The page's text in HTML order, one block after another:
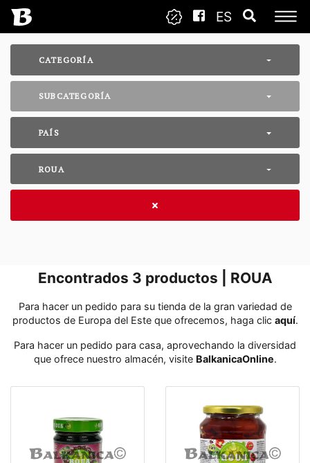
ES
CATEGORÍA
SUBCATEGORÍA
PAÍS
ROUA
Encontrados 3 productos | ROUA
Para hacer un pedido para su tienda de la gran variedad de
productos de Europa del Este que ofrecemos, haga clic aquí․
Para hacer un pedido para casa, aprovechando la diversidad
que ofrece nuestro almacén, visite BalkanicaOnline․